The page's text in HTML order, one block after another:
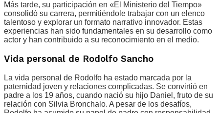
Más tarde, su participación en «El Ministerio del Tiempo»
consolidó su carrera, permitiéndole trabajar con un elenco
talentoso y explorar un formato narrativo innovador. Estas
experiencias han sido fundamentales en su desarrollo como
actor y han contribuido a su reconocimiento en el medio.
Vida personal de Rodolfo Sancho
La vida personal de Rodolfo ha estado marcada por la
paternidad joven y relaciones complicadas. Se convirtió en
padre a los 19 años, cuando nació su hijo Daniel, fruto de su
relación con Silvia Bronchalo. A pesar de los desafíos,